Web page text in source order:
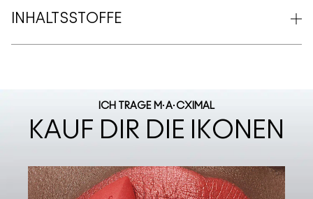
INHALTSSTOFFE
ICH TRAGE M·A·CXIMAL
KAUF DIR DIE IKONEN